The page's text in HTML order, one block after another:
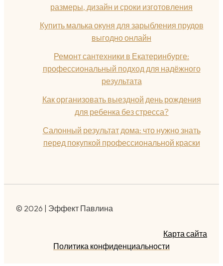
размеры, дизайн и сроки изготовления
Купить малька окуня для зарыбления прудов
выгодно онлайн
Ремонт сантехники в Екатеринбурге:
профессиональный подход для надёжного
результата
Как организовать выездной день рождения
для ребенка без стресса?
Салонный результат дома: что нужно знать
перед покупкой профессиональной краски
© 2026 | Эффект Павлина
Карта сайта
Политика конфиденциальности